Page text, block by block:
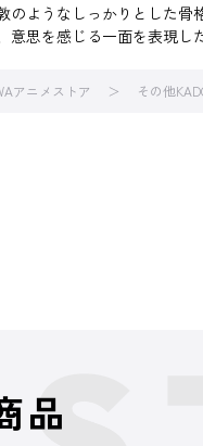
のようなしっかりとした骨
意思を感じる一面を表現し
アニメストア その他
品